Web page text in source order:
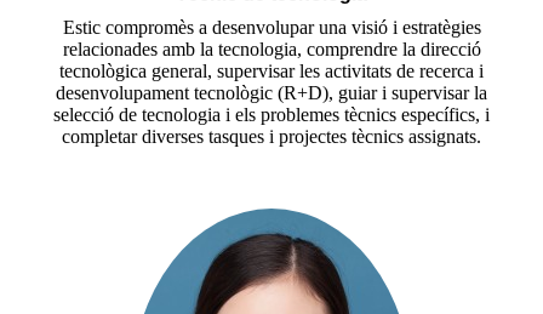
Estic compromès a desenvolupar una visió i estratègies
relacionades amb la tecnologia, comprendre la direcció
tecnològica general, supervisar les activitats de recerca i
desenvolupament tecnològic (R+D), guiar i supervisar la
selecció de tecnologia i els problemes tècnics específics, i
completar diverses tasques i projectes tècnics assignats.